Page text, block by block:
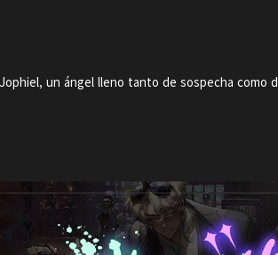
un ángel lleno tanto de sospecha como